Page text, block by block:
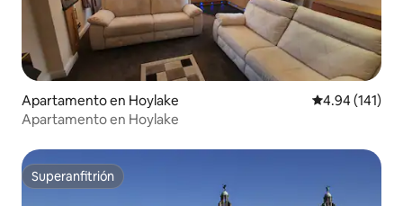
Apartamento en Hoylake Calificación
4.94 (141)
Apartamento en Hoylake
Superanfitrión
Superanfitrión